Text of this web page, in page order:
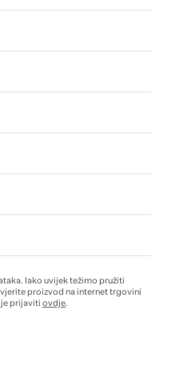
Iako uvijek težimo pružiti
proizvod na internet trgovini
prijaviti ovdje.